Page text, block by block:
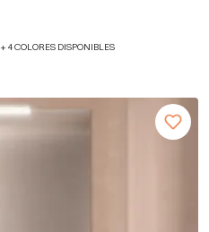
+ 4 COLORES DISPONIBLES